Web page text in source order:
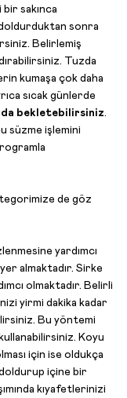
sakınca
doldurduktan sonra
Belirlemiş
Tuzda
kumaşa çok daha
sıcak günlerde
bekletebilirsiniz.
süzme işlemini
de göz
yardımcı
almaktadır. Sirke
olmaktadır. Belirli
yirmi dakika kadar
Bu yöntemi
Koyu
için ise oldukça
içine bir
kıyafetlerinizi